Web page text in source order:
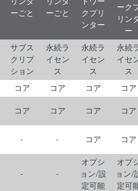
ーごと
ーごと
クプリ
ンター
ーク
リン
ー
サブス
クリプ
ション
永続ラ
イセン
ス
永続ラ
イセン
ス
永続
イセ
ス
コア コア コア
コア
コア コア コア コア
- - コア コア
- -
オプシ
ョン/設
定可能
オプ
ョン/
定可